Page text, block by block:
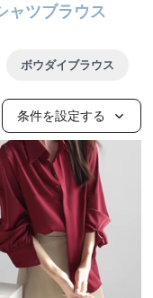
ャツブラウス
ボウダイブラウス
条件を設定する